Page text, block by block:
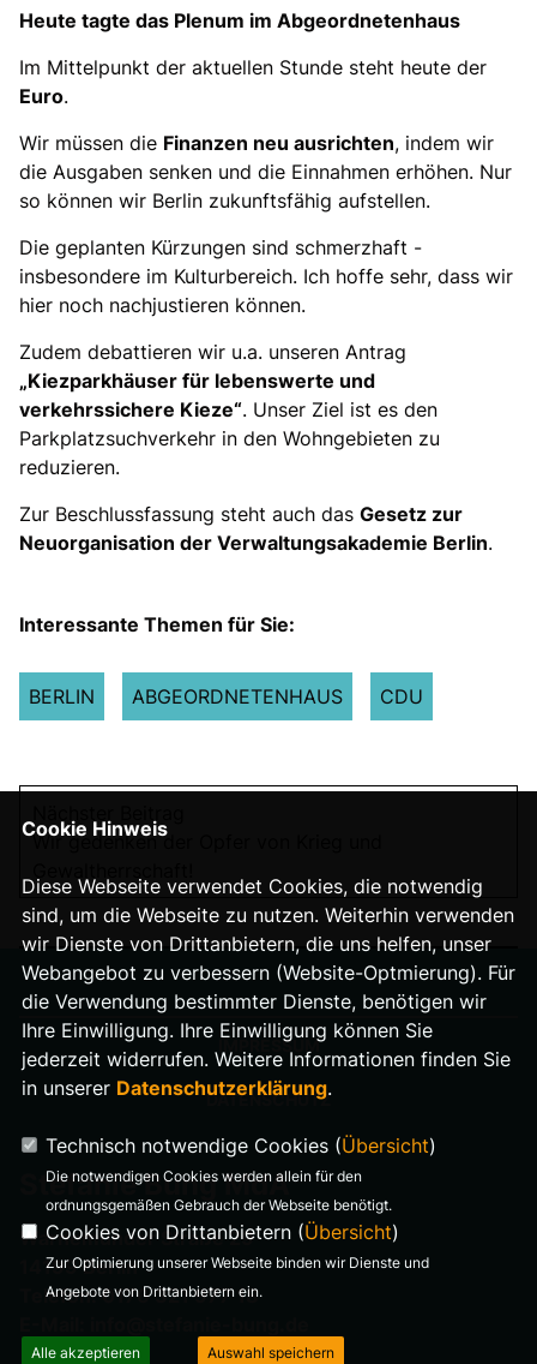
Heute tagte das Plenum im Abgeordnetenhaus
Im Mittelpunkt der aktuellen Stunde steht heute der
Euro.
Wir müssen die Finanzen neu ausrichten, indem wir
die Ausgaben senken und die Einnahmen erhöhen. Nur
so können wir Berlin zukunftsfähig aufstellen.
Die geplanten Kürzungen sind schmerzhaft -
insbesondere im Kulturbereich. Ich hoffe sehr, dass wir
hier noch nachjustieren können.
Zudem debattieren wir u.a. unseren Antrag
Kiezparkhäuser für lebenswerte und
verkehrssichere Kieze“. Unser Ziel ist es den
Parkplatzsuchverkehr in den Wohngebieten zu
reduzieren.
Zur Beschlussfassung steht auch das Gesetz zur
Neuorganisation der Verwaltungsakademie Berlin.
Interessante Themen für Sie:
BERLIN ABGEORDNETENHAUS CDU
Wir gedenken der Opfer von Krieg und
IMPRESSUM
DATENSCHUTZ
Stefanie Bung MdA
Warnemünder Straße 29
14199 Berlin
Telefon: 0176 321 977 18
Cookie Hinweis
Diese Webseite verwendet Cookies, die notwendig
sind, um die Webseite zu nutzen. Weiterhin verwenden
wir Dienste von Drittanbietern, die uns helfen, unser
Webangebot zu verbessern (Website-Optmierung). Für
die Verwendung bestimmter Dienste, benötigen wir
Ihre Einwilligung. Ihre Einwilligung können Sie
jederzeit widerrufen. Weitere Informationen finden Sie
in unserer Datenschutzerklärung.
Technisch notwendige Cookies (Übersicht)
Die notwendigen Cookies werden allein für den
ordnungsgemäßen Gebrauch der Webseite benötigt.
Cookies von Drittanbietern (Übersicht)
Zur Optimierung unserer Webseite binden wir Dienste und
Angebote von Drittanbietern ein.
Alle akzeptieren Auswahl speichern